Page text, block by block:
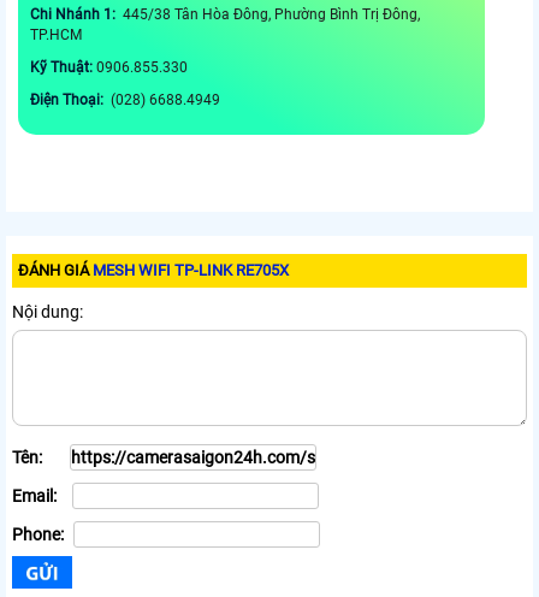
Chi Nhánh 1: 445/38 Tân Hòa Đông, Phường Bình Trị Đông,
TP.HCM
Kỹ Thuật: 0906.855.330
Điện Thoại: (028) 6688.4949
ĐÁNH GIÁ MESH WIFI TP-LINK RE705X
Nội dung:
Tên:
Email:
Phone: